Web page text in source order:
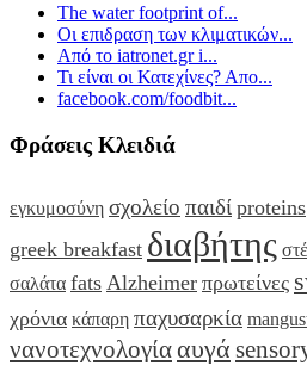
The water footprint of...
Οι επιδραση των κλιματικών...
Από το iatronet.gr i...
Τι είναι οι Κατεχίνες? Απο...
facebook.com/foodbit...
Φράσεις Κλειδιά
εγκυμοσύνη σχολείο παιδί proteins
greek breakfast διαβήτης
σαλάτα fats Alzheimer πρωτείνες
χρόνια κάπαρη παχυσαρκία
νανοτεχνολογίααυγά